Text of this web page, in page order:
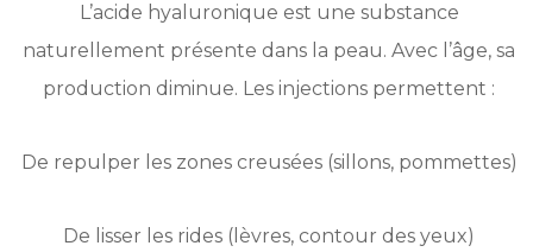
L’acide hyaluronique est une substance
naturellement présente dans la peau. Avec l’âge, sa
production diminue. Les injections permettent :
De repulper les zones creusées (sillons, pommettes)
De lisser les rides (lèvres, contour des yeux)